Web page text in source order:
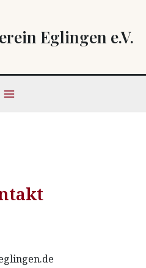
Eglingen e.V.
Menu